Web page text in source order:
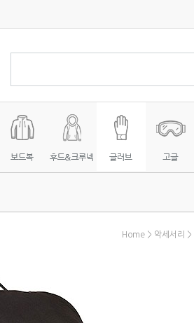
Home > 악세서리 >